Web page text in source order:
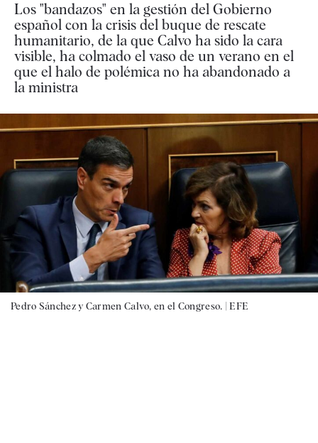
Los "bandazos" en la gestión del Gobierno
español con la crisis del buque de rescate
humanitario, de la que Calvo ha sido la cara
visible, ha colmado el vaso de un verano en el
que el halo de polémica no ha abandonado a
la ministra
Pedro Sánchez y Carmen Calvo, en el Congreso. |EFE